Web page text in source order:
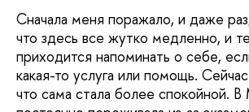
Сначала меня поражало, и даже
что здесь все жутко медленно, и
приходится напоминать о себе,
какая-то услуга или помощь.
что сама стала более спокойной.